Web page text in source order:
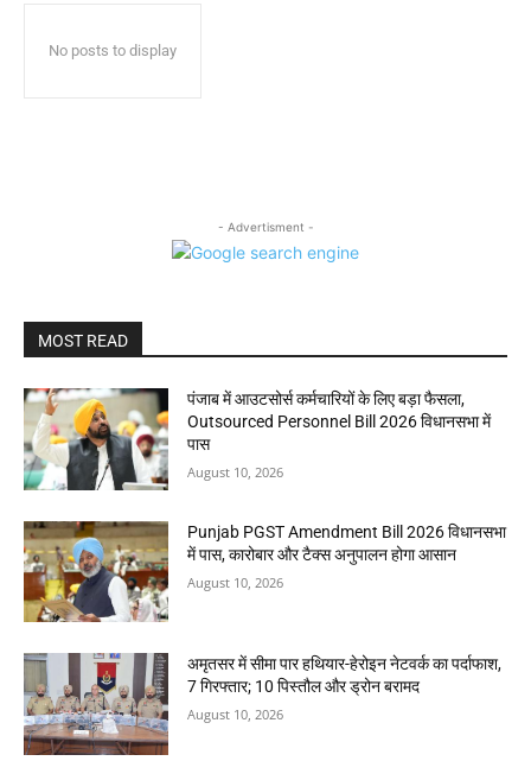
No posts to display
- Advertisment -
MOST READ
पंजाब में आउटसोर्स कर्मचारियों के लिए बड़ा फैसला,
Outsourced Personnel Bill 2026 विधानसभा में
पास
August 10, 2026
Punjab PGST Amendment Bill 2026 विधानसभा
में पास, कारोबार और टैक्स अनुपालन होगा आसान
August 10, 2026
अमृतसर में सीमा पार हथियार-हेरोइन नेटवर्क का पर्दाफाश,
7 गिरफ्तार; 10 पिस्तौल और ड्रोन बरामद
August 10, 2026